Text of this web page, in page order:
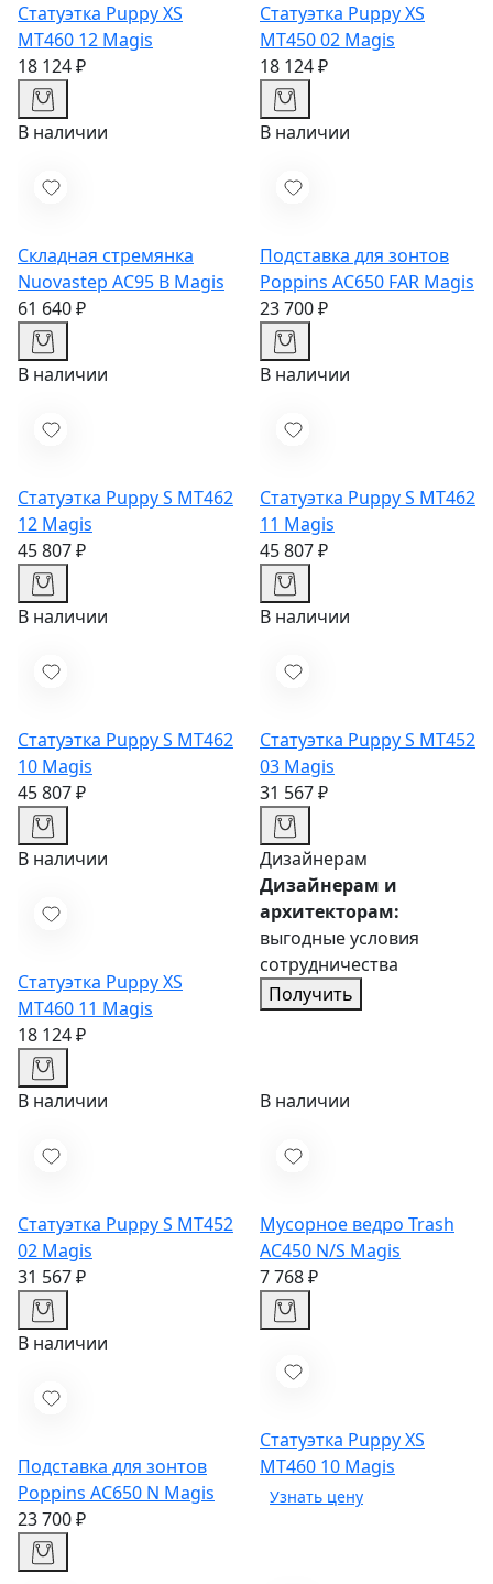
Статуэтка Puppy XS
MT460 12 Magis
18 124 ₽
Статуэтка Puppy XS
MT450 02 Magis
18 124 ₽
В наличии
Складная стремянка
Nuovastep АС95 В Magis
61 640 ₽
В наличии
Подставка для зонтов
Poppins AC650 FAR Magis
23 700 ₽
В наличии
Статуэтка Puppy S MT462
12 Magis
45 807 ₽
В наличии
Статуэтка Puppy S MT462
11 Magis
45 807 ₽
В наличии
Статуэтка Puppy S MT462
10 Magis
45 807 ₽
В наличии
Статуэтка Puppy S MT452
03 Magis
31 567 ₽
В наличии
Статуэтка Puppy XS
MT460 11 Magis
18 124 ₽
Дизайнерам
Дизайнерам и
архитекторам:
выгодные условия
сотрудничества
Получить
В наличии
Статуэтка Puppy S MT452
02 Magis
31 567 ₽
В наличии
Мусорное ведро Trash
AC450 N/S Magis
7 768 ₽
В наличии
Подставка для зонтов
Poppins AC650 N Magis
23 700 ₽
Статуэтка Puppy XS
MT460 10 Magis